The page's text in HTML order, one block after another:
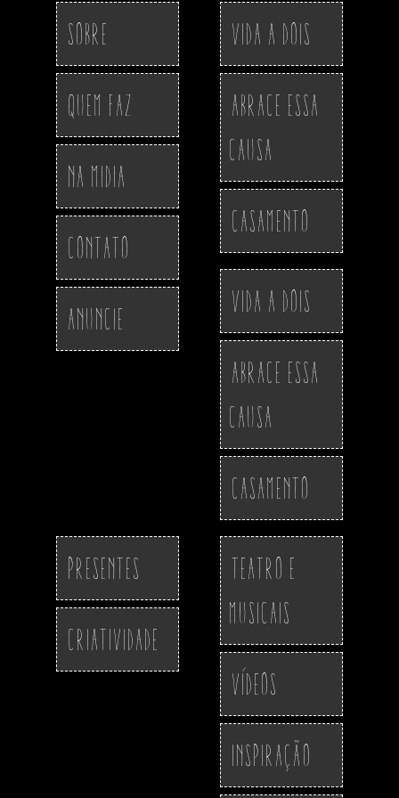
Sobre
Quem Faz
Na Midia
Contato
Anuncie
Vida a Dois
Abrace essa
Causa
Casamento
Vida a Dois
Abrace essa
Causa
Casamento
Presentes
Criatividade
Teatro e
Musicais
Vídeos
Inspiração